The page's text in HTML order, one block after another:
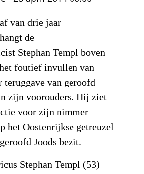
van drie jaar
de
Stephan Templ boven
foutief invullen van
van geroofd
zijn voorouders. Hij ziet
voor zijn nimmer
het Oostenrijkse getreuzel
Joods bezit.
Stephan Templ (53)